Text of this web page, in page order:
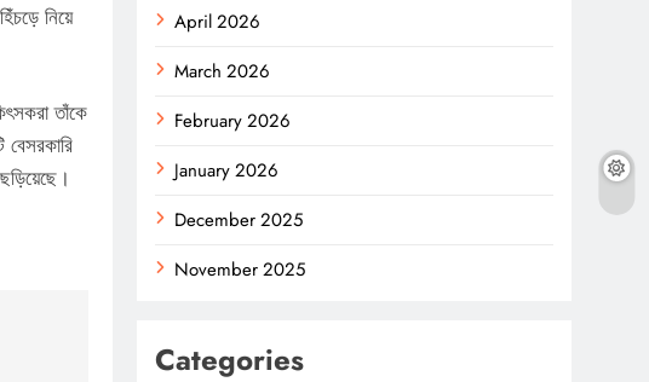
নিয়ে
তাঁকে
April 2026
March 2026
February 2026
January 2026
December 2025
November 2025
Categories